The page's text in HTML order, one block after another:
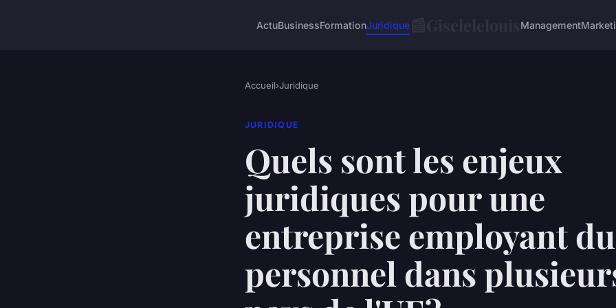
ActuBusinessFormationJuridique Management
Accueil›Juridique
JURIDIQUE
Quels sont les enjeux
juridiques pour une
entreprise employant du
personnel dans